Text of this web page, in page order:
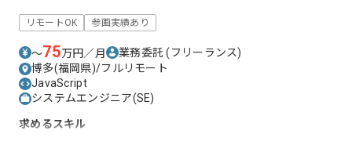
リモートOK 参画実績あり
〜75万円／月 業務委託(フリーランス)
博多(福岡県)/フルリモート
JavaScript
システムエンジニア(SE)
求めるスキル